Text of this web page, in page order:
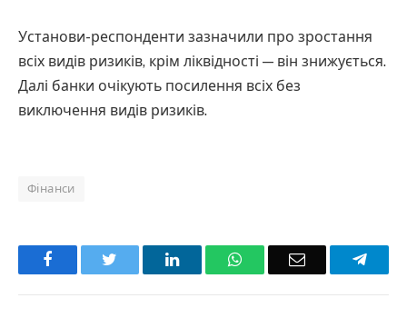
Установи-респонденти зазначили про зростання
всіх видів ризиків, крім ліквідності — він знижується.
Далі банки очікують посилення всіх без
виключення видів ризиків.
Фінанси
Facebook LinkedInWhatsAppEmail